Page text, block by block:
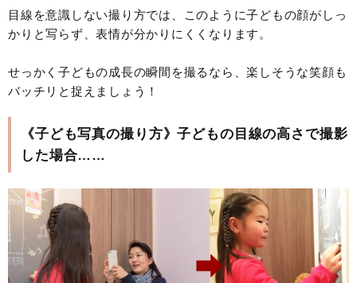
目線を意識しない撮り方では、このように子どもの顔がしっ
かりと写らず、表情が分かりにくくなります。
せっかく子どもの成長の瞬間を撮るなら、楽しそうな笑顔も
バッチリと捉えましょう！
《子ども写真の撮り方》子どもの目線の高さで撮影
した場合……